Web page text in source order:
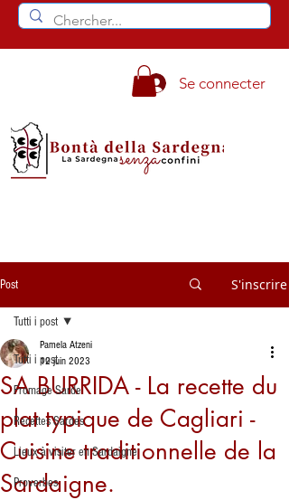
Se connecter
Post S'inscrire
Tutti i post
Fromage Sarde
Recettes Sardes
Lieux à visiter en Sardaigne
Proverbes
Tutti i post
SA BURRIDA - La recette du
plat typique de Cagliari -
Cuisine traditionnelle de la
Sardaigne.
Pamela Atzeni
12 juin 2023